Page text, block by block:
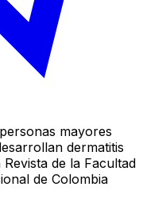
mayores
dermatitis
de la Facultad
de Colombia